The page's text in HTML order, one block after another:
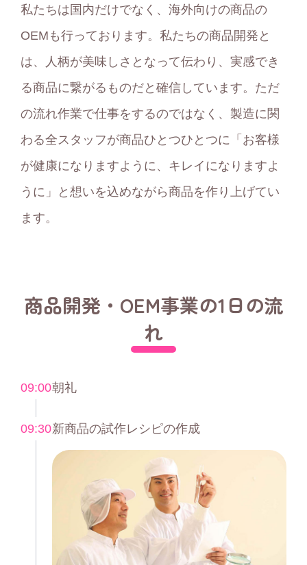
私たちは国内だけでなく、海外向けの商品の
OEMも行っております。私たちの商品開発と
は、人柄が美味しさとなって伝わり、実感でき
る商品に繋がるものだと確信しています。ただ
の流れ作業で仕事をするのではなく、製造に関
わる全スタッフが商品ひとつひとつに「お客様
が健康になりますように、キレイになりますよ
うに」と想いを込めながら商品を作り上げてい
ます。
商品開発・OEM事業の1日の流
れ
09:00朝礼
09:30新商品の試作レシピの作成